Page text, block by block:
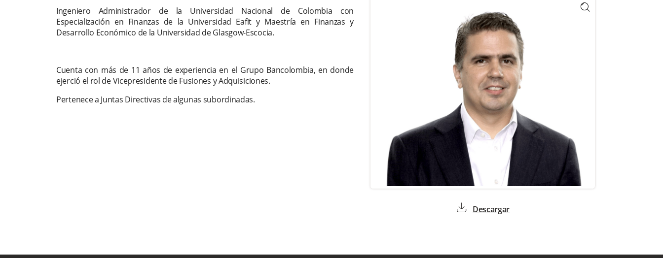
icon-search
download Descargar
Ingeniero Administrador de la Universidad Nacional de Colombia con
Especialización en Finanzas de la Universidad Eafit y Maestría en Finanzas y
Desarrollo Económico de la Universidad de Glasgow-Escocia.
Cuenta con más de 11 años de experiencia en el Grupo Bancolombia, en donde
ejerció el rol de Vicepresidente de Fusiones y Adquisiciones.
Pertenece a Juntas Directivas de algunas subordinadas.